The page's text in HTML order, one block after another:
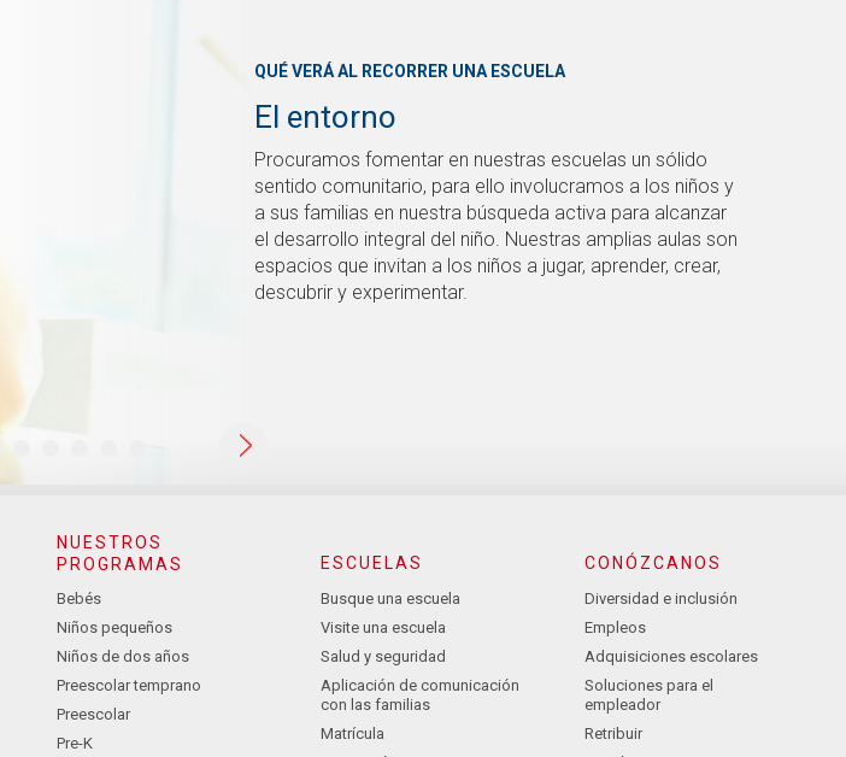
QUÉ VERÁ AL RECORRER UNA ESCUELA
El entorno
Procuramos fomentar en nuestras escuelas un sólido
sentido comunitario, para ello involucramos a los niños y
a sus familias en nuestra búsqueda activa para alcanzar
el desarrollo integral del niño. Nuestras amplias aulas son
espacios que invitan a los niños a jugar, aprender, crear,
descubrir y experimentar.
NUESTROS
PROGRAMAS
Bebés
Niños pequeños
Niños de dos años
Preescolar temprano
Preescolar
Pre-K
ESCUELAS
Busque una escuela
Visite una escuela
Salud y seguridad
Aplicación de comunicación
con las familias
Matrícula
CONÓZCANOS
Diversidad e inclusión
Empleos
Adquisiciones escolares
Soluciones para el
empleador
Retribuir